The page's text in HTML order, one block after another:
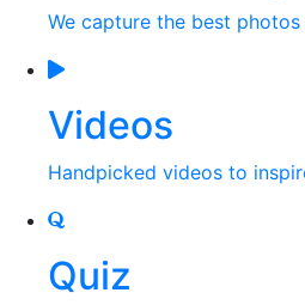
We capture the best
Videos
Handpicked videos to
Quiz